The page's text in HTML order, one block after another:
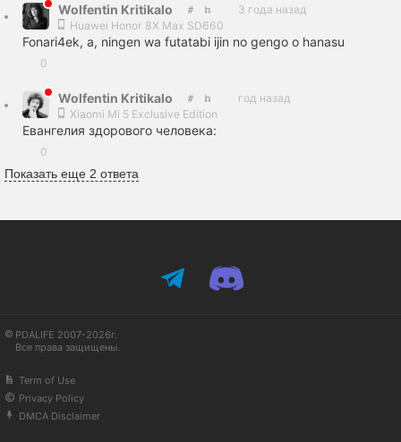
Wolfentin Kritikalo
3 года назад
Huawei Honor 8X Max SD660
Fonari4ek, а, ningen wa futatabi ijin no gengo o hanasu
0
Wolfеntin Kritikalo
год назад
Xiaomi Mi 5 Exclusive Edition
Евангелия здорового человека:
0
Показать еще 2 ответа
PDALIFE 2007-2026г.
Все права защищены.
Term of Use
Privacy Policy
DMCA Disclaimer